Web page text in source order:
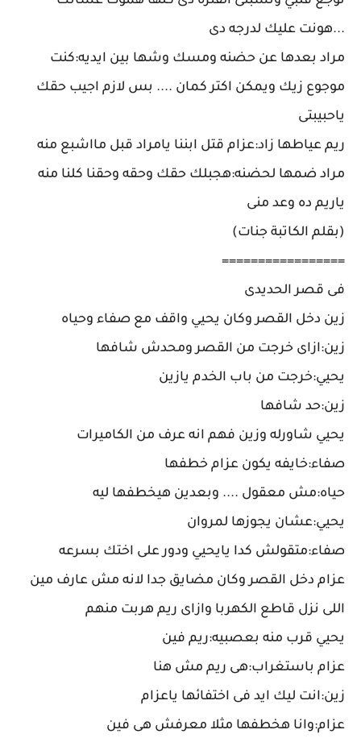
...هونت عليك لدرجه دى
مراد بعدها عن حضنه ومسك وشها بين ايديه:كنت
موجوع زيك ويمكن اكتر كمان .... بس لازم اجيب حقك
ياحبيبتى
ريم عياطها زاد:عزام قتل ابننا يامراد قبل مااشبع منه
مراد ضمها لحضنه:هجبلك حقك وحقه وحقنا كلنا منه
ياريم ده وعد منى
(بقلم الكاتبة جنات)
=================
فى قصر الحديدى
زين دخل القصر وكان يحيي واقف مع صفاء وحياه
زين:ازاى خرجت من القصر ومحدش شافها
يحيي:خرجت من باب الخدم يازين
زين:حد شافها
يحيي شاورله وزين فهم انه عرف من الكاميرات
صفاء:خايفه يكون عزام خطفها
حياه:مش معقول .... وبعدين هيخطفها ليه
يحيي:عشان يجوزها لمروان
صفاء:متقولش كدا يايحيي ودور على اختك بسرعه
عزام دخل القصر وكان مضايق جدا لانه مش عارف مين
اللى نزل قاطع الكهربا وازاى ريم هربت منهم
يحيي قرب منه بعصبيه:ريم فين
عزام باستغراب:هى ريم مش هنا
زين:انت ليك ايد فى اختفائها ياعزام
عزام:وانا هخطفها مثلا معرفش هى فين